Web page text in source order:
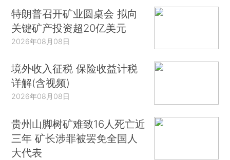
特朗普召开矿业圆桌会 拟向
关键矿产投资超20亿美元
2026年08月08日
境外收入征税 保险收益计税
详解(含视频)
2026年08月08日
贵州山脚树矿难致16人死亡近
三年 矿长涉罪被罢免全国人
大代表